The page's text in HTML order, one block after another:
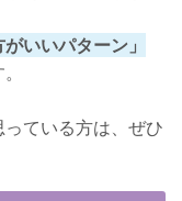
いいパターン」
っている方は、ぜひ